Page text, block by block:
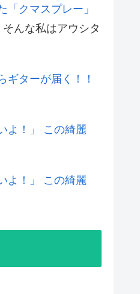
「クマスプレー」
そんな私はアウシタ
ギターが届く！！
よ！」 この綺麗
よ！」 この綺麗